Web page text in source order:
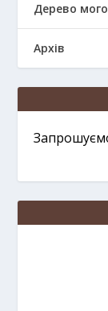
Дерево
Архів